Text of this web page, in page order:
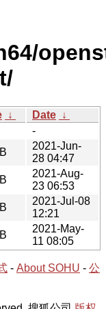
↓ Date ↓
-
2021-Jun-
28 04:47
2021-Aug-
23 06:53
2021-Jul-08
12:21
2021-May-
11 08:05
- About SOHU - 公